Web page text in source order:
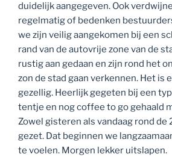
duidelijk aangegeven. Ook
regelmatig of bedenken
we zijn veilig aangekomen bij een
rand van de autovrije zone van de
rustig aan gedaan en zijn rond het
zon de stad gaan verkennen. Het is
gezellig. Heerlijk gegeten bij een
tentje en nog coffee to go gehaald
Zowel gisteren als vandaag rond de
gezet. Dat beginnen we
te voelen. Morgen lekker uitslapen.